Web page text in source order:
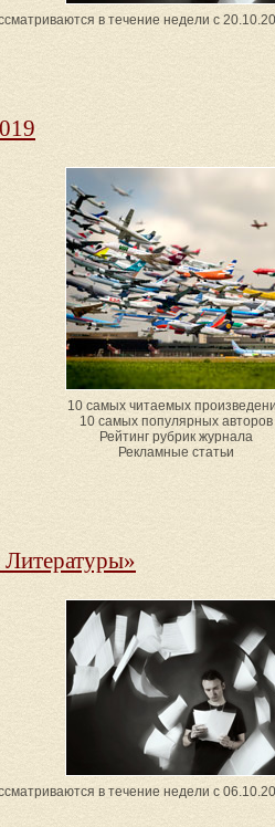
в течение недели с
10 самых читаемых
10 самых популярных авторов
Рейтинг рубрик журнала
Рекламные статьи
в течение недели с